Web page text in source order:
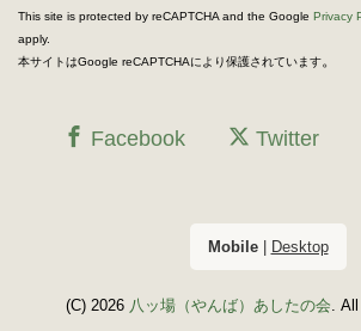
This site is protected by reCAPTCHA and the Google Privacy
apply.
本サイトはGoogle reCAPTCHAにより保護されています。
Facebook Twitter
Mobile| Desktop
(C) 2026 八ッ場（やんば）あしたの会.